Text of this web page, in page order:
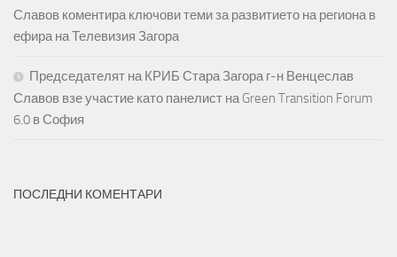
Славов коментира ключови теми за развитието на региона в
ефира на Телевизия Загора
Председателят на КРИБ Стара Загора г-н Венцеслав
Славов взе участие като панелист на Green Transition Forum
6.0 в София
ПОСЛЕДНИ КОМЕНТАРИ